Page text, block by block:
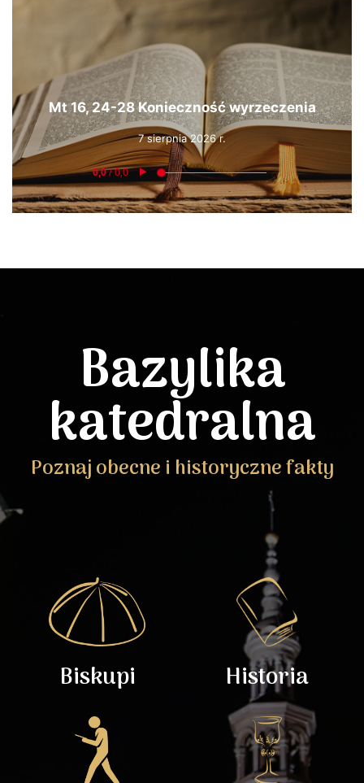
Mt 16, 24-28 Konieczność wyrzeczenia
7 sierpnia 2026 r.
Bazylika
katedralna
Poznaj obecne i historyczne fakty
Biskupi Historia